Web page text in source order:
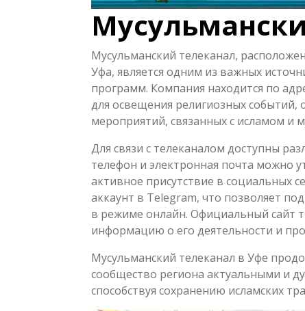
Мусульманский телеканал,
Уфа, является одним из важных
программ. Компания находится по
для освещения религиозных
мероприятий, связанных с исламом и
Для связи с телеканалом доступны
телефон и электронная почта можно
активное присутствие в социальных
аккаунт в Telegram, что позволяет
в режиме онлайн. Официальный сайт
информацию о его деятельности и
Мусульманский телеканал в Уфе
сообщество региона актуальными и
способствуя сохранению исламских